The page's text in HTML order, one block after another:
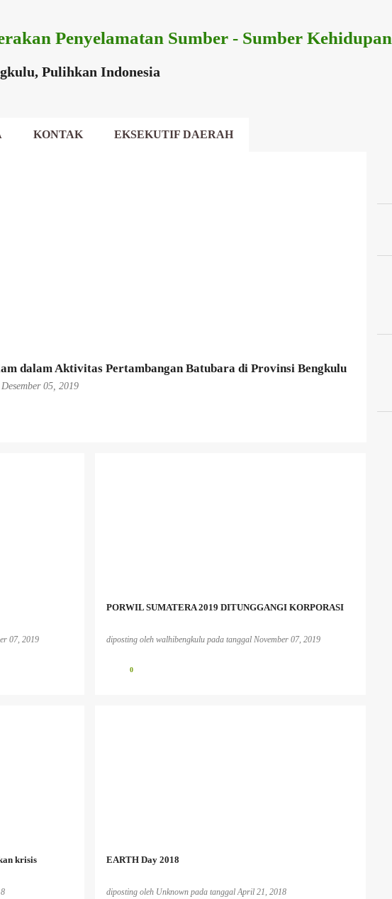
Penyelamatan Sumber - Sumber Kehidupan
Pulihkan Indonesia
KONTAK EKSEKUTIF DAERAH
dalam Aktivitas Pertambangan Batubara di Provinsi Bengkulu
Desember 05, 2019
07, 2019
PORWIL SUMATERA 2019 DITUNGGANGI KORPORASI
diposting oleh walhibengkulu pada tanggal November 07, 2019
0
krisis
EARTH Day 2018
diposting oleh Unknown pada tanggalApril 21, 2018